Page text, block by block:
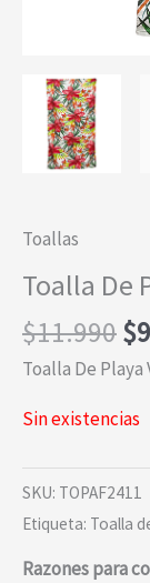
Toallas
Toalla De
$11.990El
era:
$
Toalla De
Sin existencias
SKU: TOPAF2411
Etiqueta: Toalla
Razones para